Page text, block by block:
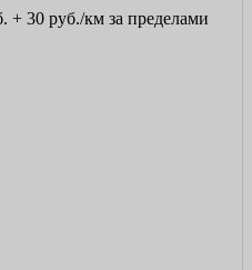
+ 30 руб./км за пределами